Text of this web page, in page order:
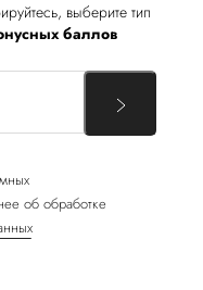
выберите тип
баллов
об обработке